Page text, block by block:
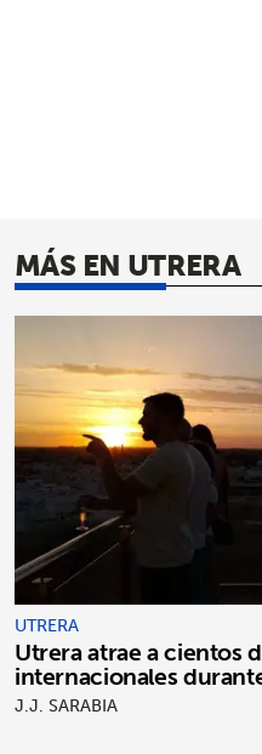
MÁS EN UTRERA
UTRERA
Utrera atrae a cientos
internacionales
J.J. SARABIA